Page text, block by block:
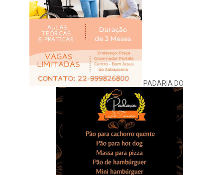
PADARIA DO